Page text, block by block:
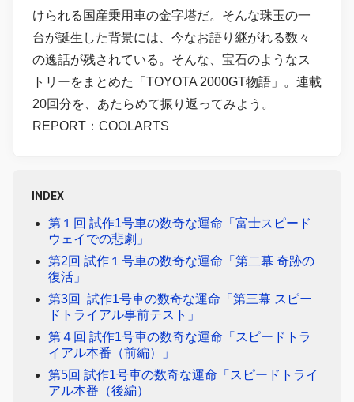
けられる国産乗用車の金字塔だ。そんな珠玉の一
台が誕生した背景には、今なお語り継がれる数々
の逸話が残されている。そんな、宝石のようなス
トリーをまとめた「TOYOTA 2000GT物語」。連載
20回分を、あたらめて振り返ってみよう。
REPORT：COOLARTS
INDEX
第１回 試作1号車の数奇な運命「富士スピード
ウェイでの悲劇」
第2回 試作１号車の数奇な運命「第二幕 奇跡の
復活」
第3回 試作1号車の数奇な運命「第三幕 スピー
ドトライアル事前テスト」
第４回 試作1号車の数奇な運命「スピードトラ
イアル本番（前編）」
第5回 試作1号車の数奇な運命「スピードトライ
アル本番（後編）